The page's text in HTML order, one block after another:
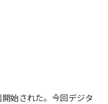
開始された。今回デジタ